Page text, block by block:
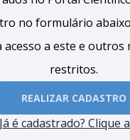
no formulário
acesso a este e outros
restritos.
REALIZAR CADASTRO
Já é cadastrado? Clique